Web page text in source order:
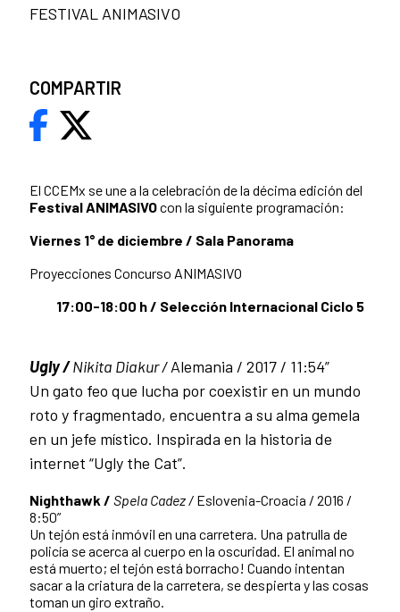
El CCEMx se une a la celebración de la décima edición del
Festival ANIMASIVOcon la siguiente programación:
Viernes 1° de diciembre / Sala Panorama
Proyecciones Concurso ANIMASIVO
17:00-18:00 h / Selección Internacional Ciclo 5
Ugly /Nikita Diakur /Alemania / 2017 / 11:54”
Un gato feo que lucha por coexistir en un mundo
roto y fragmentado, encuentra a su alma gemela
en un jefe místico. Inspirada en la historia de
internet “Ugly the Cat”.
Nighthawk / Spela Cadez / Eslovenia-Croacia / 2016 /
8:50”
Un tejón está inmóvil en una carretera. Una patrulla de
policía se acerca al cuerpo en la oscuridad. El animal no
está muerto; el tejón está borracho! Cuando intentan
sacar a la criatura de la carretera, se despierta y las cosas
toman un giro extraño.
FESTIVAL ANIMASIVO
COMPARTIR